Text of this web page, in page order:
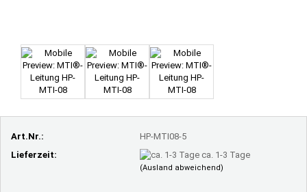
Art.Nr.:
HP-MTI08-5
Lieferzeit:
ca. 1-3 Tage
(Ausland abweichend)